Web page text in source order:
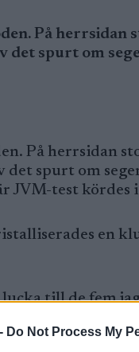
Do Not Process My
På herrsidan
det spurt om
På herrsidan
det spurt om
JVM-test kördes i
en
till de fem